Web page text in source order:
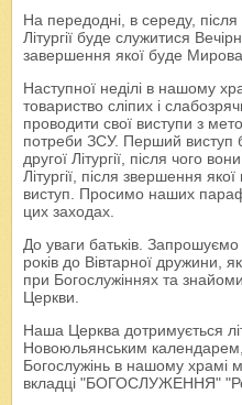
На передодні, в середу,
Літургії буде служитися
завершення якої буде
Наступної неділі в нашому
товариство сліпих і
проводити свої виступи з
потреби ЗСУ. Перший виступ
другої Літургії, після чого
Літургії, після звершення
виступ. Просимо наших
цих заходах.
До уваги батьків. Запрошуємо
років до Вівтарної дружини,
при Богослужіннях та
Церкви.
Наша Церква дотримується
Новоюльянським
Богослужінь в нашому храмі
вкладці "БОГОСЛУЖЕННЯ"